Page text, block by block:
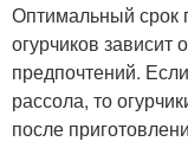
Оптимальный срок
огурчиков зависит
предпочтений.
рассола, то
после